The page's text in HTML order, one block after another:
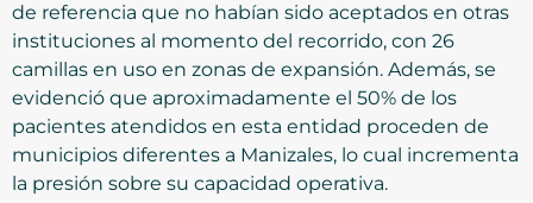
de referencia que no habían sido aceptados en otras
instituciones al momento del recorrido, con 26
camillas en uso en zonas de expansión. Además, se
evidenció que aproximadamente el 50% de los
pacientes atendidos en esta entidad proceden de
municipios diferentes a Manizales, lo cual incrementa
la presión sobre su capacidad operativa.